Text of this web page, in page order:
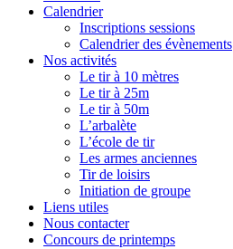
Calendrier
Inscriptions sessions
Calendrier des évènements
Nos activités
Le tir à 10 mètres
Le tir à 25m
Le tir à 50m
L’arbalète
L’école de tir
Les armes anciennes
Tir de loisirs
Initiation de groupe
Liens utiles
Nous contacter
Concours de printemps